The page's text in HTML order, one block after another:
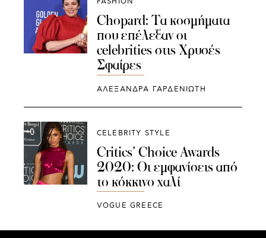
Chopard: Τα κοσμήματα
που επέλεξαν οι
celebrities στις Χρυσές
Σφαίρες
ΑΛΕΞΑΝΔΡΑ ΓΑΡΔΕΝΙΩΤΗ
CELEBRITY STYLE
Critics’ Choice Awards
2020: Oι εμφανίσεις από
το κόκκινο χαλί
VOGUE GREECE